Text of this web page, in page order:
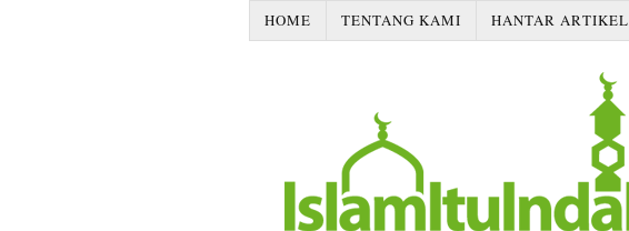
HOME TENTANG KAMI HANTAR ARTIKEL